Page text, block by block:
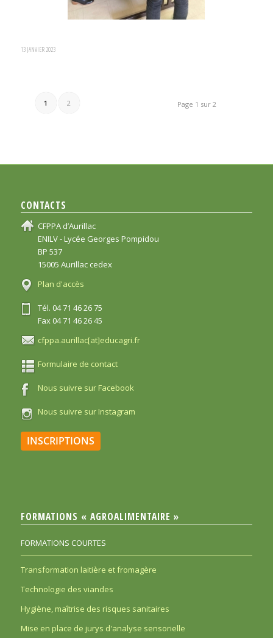
13 JANVIER 2023
Page 1 sur 2
1 2
CONTACTS
CFPPA d’Aurillac
ENILV - Lycée Georges Pompidou
BP 537
15005 Aurillac cedex
Plan d'accès
Tél. 04 71 46 26 75
Fax 04 71 46 26 45
cfppa.aurillac[at]educagri.fr
Formulaire de contact
Nous suivre sur Facebook
Nous suivre sur Instagram
INSCRIPTIONS
FORMATIONS « AGROALIMENTAIRE »
FORMATIONS COURTES
Transformation laitière et fromagère
Technologie des viandes
Hygiène, maîtrise des risques sanitaires
Mise en place de jurys d'analyse sensorielle